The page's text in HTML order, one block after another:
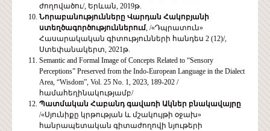
ժողովածու/, Երևան, 2019թ.
Նորաբանությունները Վարդան Հակոբյանի
ստեղծագործություններում, /«Դպրատուն»
Հասարակական գիտությունների հանդես 2 (12)/,
Ստեփանակերտ, 2021թ.
Semantic and Formal Image of Concepts Related to “Sensory
Perceptions” Preserved from the Indo-European Language in the Dialect
Area, “Wisdom”, Vol. 25 No. 1, 2023, 189-202 /
համահեղինակությամբ/
Պատմական Հաբանդ գավառի Ակներ բնակավայրը
/«Սյունիքը կրթության և մշակույթի օջախ»
հանրապետական գիտաժողովի նյութերի